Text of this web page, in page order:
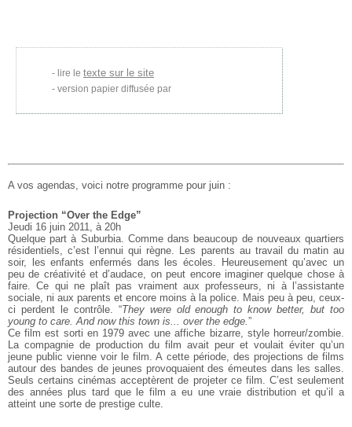
lire le texte sur le site
version papier diffusée par
A vos agendas, voici notre programme pour juin :
Projection “Over the Edge”
Jeudi 16 juin 2011, à 20h
Quelque part à Suburbia. Comme dans beaucoup de nouveaux quartiers
résidentiels, c’est l’ennui qui règne. Les parents au travail du matin au
soir, les enfants enfermés dans les écoles. Heureusement qu’avec un
peu de créativité et d’audace, on peut encore imaginer quelque chose à
faire. Ce qui ne plaît pas vraiment aux professeurs, ni à l’assistante
sociale, ni aux parents et encore moins à la police. Mais peu à peu, ceux-
ci perdent le contrôle. “They were old enough to know better, but too
young to care. And now this town is... over the edge.”
Ce film est sorti en 1979 avec une affiche bizarre, style horreur/zombie.
La compagnie de production du film avait peur et voulait éviter qu’un
jeune public vienne voir le film. A cette période, des projections de films
autour des bandes de jeunes provoquaient des émeutes dans les salles.
Seuls certains cinémas acceptèrent de projeter ce film. C’est seulement
des années plus tard que le film a eu une vraie distribution et qu’il a
atteint une sorte de prestige culte.